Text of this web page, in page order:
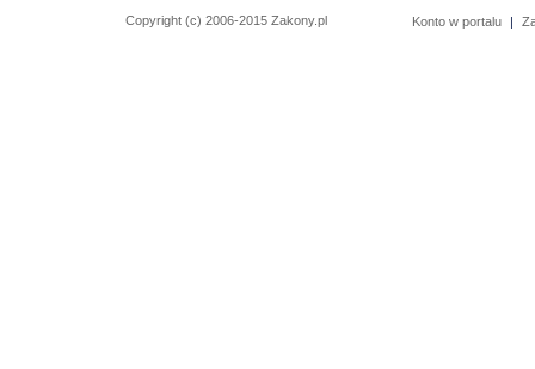
Copyright (c) 2006-2015 Zakony.pl Konto w portalu |